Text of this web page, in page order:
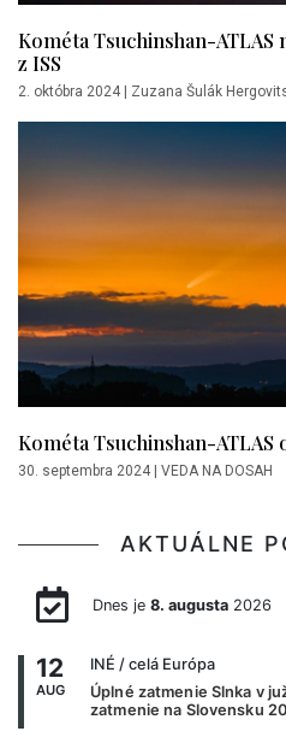
Kométa Tsuchinshan-
z ISS
2. októbra 2024 Zuzana Šulák
Kométa Tsuchinshan-ATLAS
30. septembra 2024 | VEDA NA DOSAH
AKTUÁLNE
Dnes je 8. augusta2026
12
AUG
INÉ / celá Európa
Úplné zatmenie Slnka v
zatmenie na Slovensku